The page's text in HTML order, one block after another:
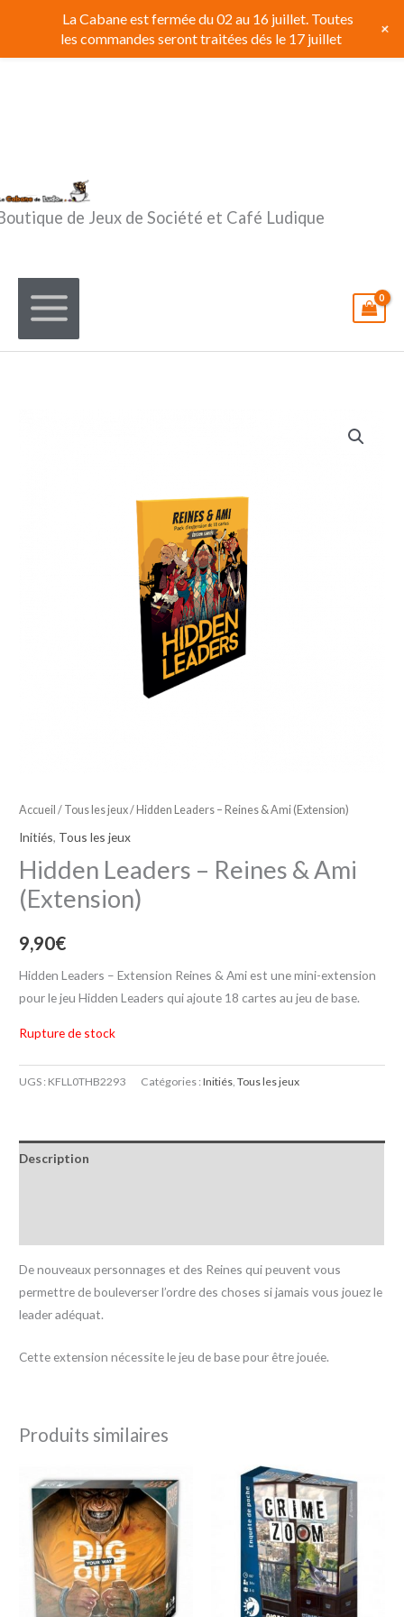
contenu
de Jeux de Société et Café Ludique
Accueil / Tous les jeux/ Hidden Leaders – Reines & Ami (Extension)
Initiés, Tous les jeux
Hidden Leaders – Reines & Ami
(Extension)
9,90€
Hidden Leaders – Extension Reines & Ami est une mini-extension
pour le jeu Hidden Leaders qui ajoute 18 cartes au jeu de base.
Rupture de stock
UGS : KFLL0THB2293 Catégories :Initiés ,Tous les jeux
Description
De nouveaux personnages et des Reines qui peuvent vous
permettre de bouleverser l’ordre des choses si jamais vous jouez le
leader adéquat.
Cette extension nécessite le jeu de base pour être jouée.
Produits similaires
La Cabane est fermée du 02 au 16 juillet. Toutes
les commandes seront traitées dés le 17 juillet
+